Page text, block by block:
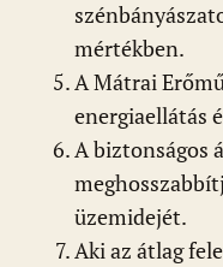
mértékben.
A Mátrai
energiaellátás
A biztonságos
üzemidejét.
Aki az átlag